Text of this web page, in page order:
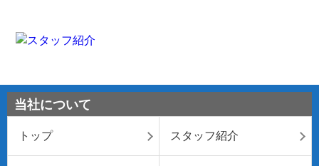
当社について
トップ スタッフ紹介